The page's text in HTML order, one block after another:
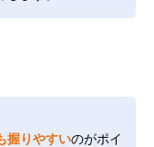
握りやすいのがポイ